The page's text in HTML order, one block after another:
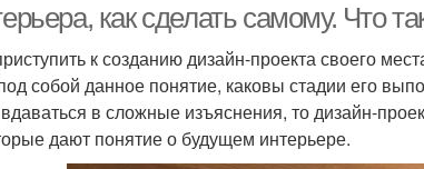
как сделать самому. Что
к созданию дизайн-проекта своего
собой данное понятие, каковы стадии его
в сложные изъяснения, то дизайн-
дают понятие о будущем интерьере.